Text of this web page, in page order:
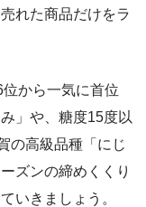
れた商品だけをラ
から一気に首位
」や、糖度15度以
の高級品種「にじ
ズンの締めくくり
いきましょう。